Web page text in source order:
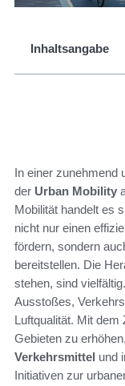
Inhaltsangabe
In einer zunehmend
der Urban Mobility
Mobilität handelt es
nicht nur einen
fördern, sondern
bereitstellen. Die
stehen, sind
Ausstoßes,
Luftqualität. Mit dem
Gebieten zu
Verkehrsmittel und
Initiativen zur